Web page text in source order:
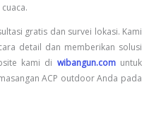
gratis dan survei lokasi. Kami
detail dan memberikan solusi
kami di wibangun.comuntuk
ACP outdoor Anda pada